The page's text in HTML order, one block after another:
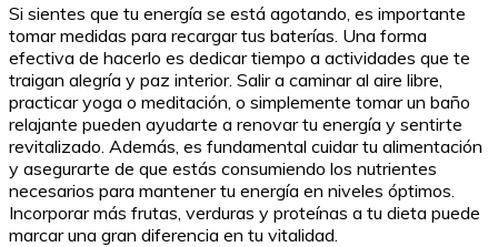
Si sientes que tu energía se está agotando, es importante
tomar medidas para recargar tus baterías. Una forma
efectiva de hacerlo es dedicar tiempo a actividades que te
traigan alegría y paz interior. Salir a caminar al aire libre,
practicar yoga o meditación, o simplemente tomar un baño
relajante pueden ayudarte a renovar tu energía y sentirte
revitalizado. Además, es fundamental cuidar tu alimentación
y asegurarte de que estás consumiendo los nutrientes
necesarios para mantener tu energía en niveles óptimos.
Incorporar más frutas, verduras y proteínas a tu dieta puede
marcar una gran diferencia en tu vitalidad.